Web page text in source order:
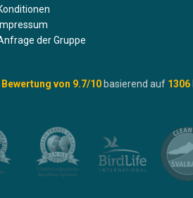
Impressum
der Gruppe
Bewertung von 9.7/10 basierend auf 1306